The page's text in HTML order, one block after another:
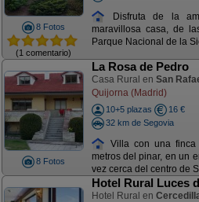
8 Fotos
(1 comentario)
Disfruta de la
maravillosa casa, de
Parque Nacional de la
8 Fotos
La Rosa de Pedro
Casa Rural en San
Quijorna (Madrid)
10+5 plazas
16 €
32 km de Segovia
Villa con una
metros del pinar, en un
vez cerca del centro de
Hotel Rural Luces
Hotel Rural en